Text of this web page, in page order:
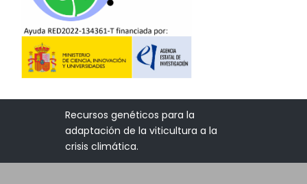
Recursos genéticos para la
adaptación de la viticultura a la
crisis climática.